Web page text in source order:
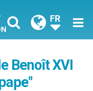
FR
Benoît XVI